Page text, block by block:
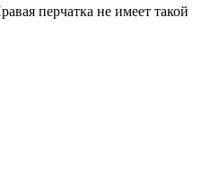
перчатка не имеет такой